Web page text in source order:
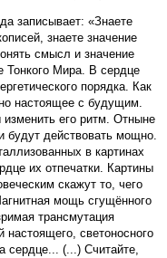
записывает: «Знаете
знаете значение
смысл и значение
Тонкого Мира. В сердце
порядка. Как
настоящее с будущим.
его ритм. Отныне
будут действовать мощно.
в картинах
их отпечатки. Картины
скажут то, чего
мощь сгущённого
трансмутация
настоящего, светоносного
сердце... (...) Считайте,